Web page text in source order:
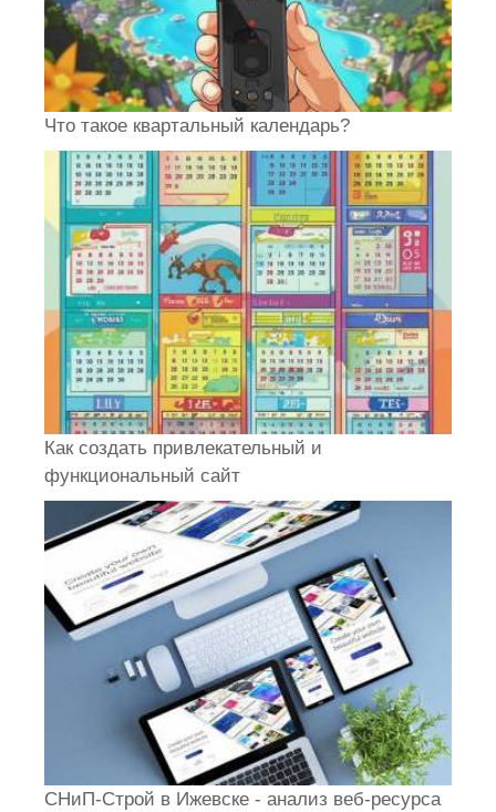
Что такое квартальный календарь?
Как создать привлекательный и
функциональный сайт
СНиП-Строй в Ижевске - анализ веб-ресурса